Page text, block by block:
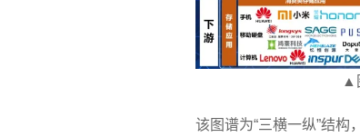
▲
该图谱为“三横一纵”结